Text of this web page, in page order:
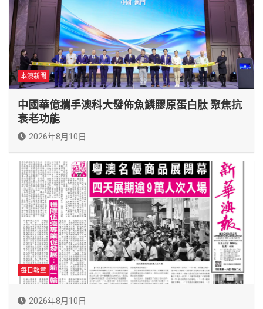
本澳新聞
中國華億攜手澳科大發佈魚鱗膠原蛋白肽 聚焦抗
衰老功能
2026年8月10日
每日報章
2026年8月10日